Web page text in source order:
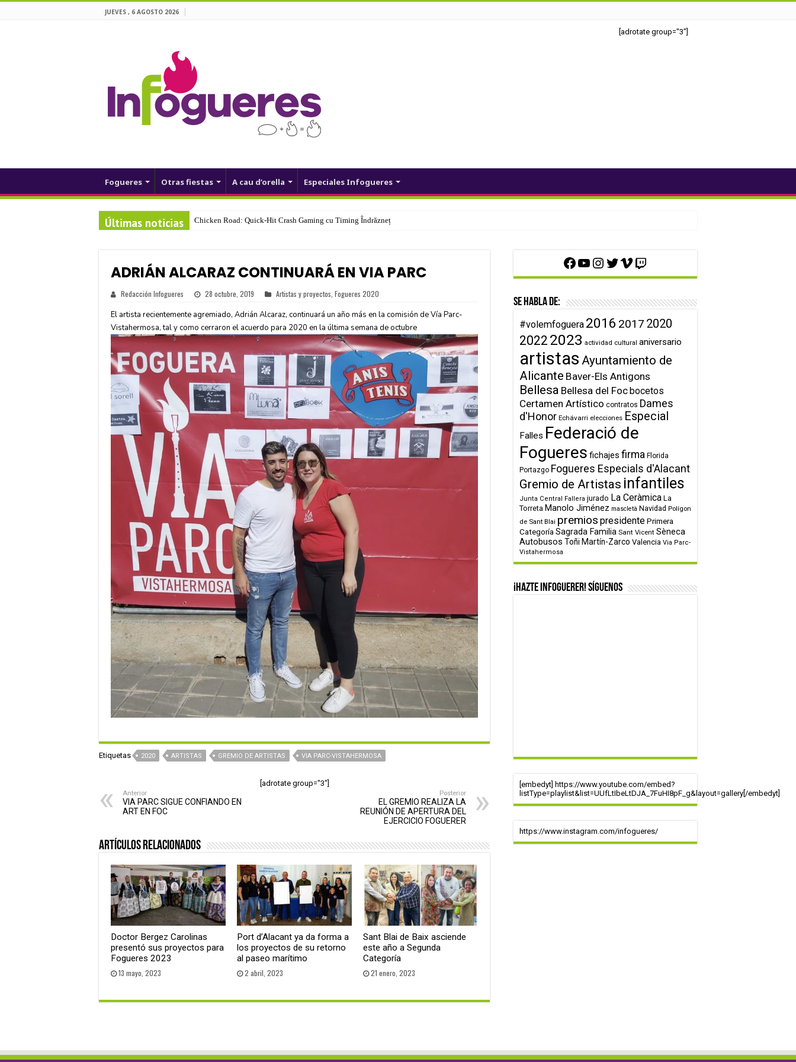
JUEVES , 6 AGOSTO 2026
[adrotate group="3"]
Fogueres Otras fiestas A cau d’orella Especiales Infogueres
Últimas noticias Chicken Road: Quick‑Hit Crash Gaming cu Timing Îndrăzneț
ADRIÁN ALCARAZ CONTINUARÁ EN VIA PARC
Redacción Infogueres 28 octubre, 2019 Artistas y proyectos Fogueres 2020
El artista recientemente agremiado, Adrián Alcaraz, continuará un año más en la comisión de Vía Parc-
Vistahermosa, tal y como cerraron el acuerdo para 2020 en la última semana de octubre
Etiquetas 2020 ARTISTAS GREMIO DE ARTISTAS VIA PARC-VISTAHERMOSA
[adrotate group="3"]
Anterior
VIA PARC SIGUE CONFIANDO EN
ART EN FOC
Posterior
EL GREMIO REALIZA LA
REUNIÓN DE APERTURA DEL
EJERCICIO FOGUERER
Artículos relacionados
Doctor Bergez Carolinas
presentó sus proyectos para
Fogueres 2023
13 mayo, 2023
Port d’Alacant ya da forma a
los proyectos de su retorno
al paseo marítimo
2 abril, 2023
Sant Blai de Baix asciende
este año a Segunda
Categoría
21 enero, 2023
Facebook
YouTube
Instagram
Twitter
VimeoTwitch
Se habla de:
#volemfoguera 2016 2017 2020
2022 2023 actividad cultural aniversario
artistas Ayuntamiento de
Alicante Baver-Els Antigons
Bellesa Bellesa del Focbocetos
Certamen Artístico contratos Dames
d'Honor Echávarri elecciones Especial
Falles Federació de
Fogueres fichajes firma Florida
Portazgo Fogueres Especials d'Alacant
Gremio de Artistas infantiles
Junta Central Fallera jurado La Ceràmica La
Torreta Manolo Jiménez mascletà Navidad Polígon
de Sant Blai premios presidentePrimera
Categoría Sagrada Familia Sant Vicent Sèneca
Autobusos Toñi Martín-Zarco Valencia Via Parc-
Vistahermosa
¡Hazte infoguerer! Síguenos
[embedyt] https://www.youtube.com/embed?
listType=playlist&list=UUfLtIbeLtDJA_7FuHI8pF_g&layout=gallery[/embedyt]
https://www.instagram.com/infogueres/